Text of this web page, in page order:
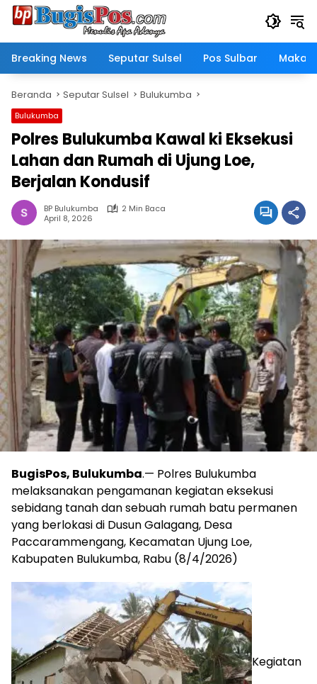
Langsung
Breaking News
Seputar Sulsel Pos Sulbar
Beranda Seputar Sulsel Bulukumba
Bulukumba
Polres Bulukumba Kawal ki Eksekusi
Lahan dan Rumah di Ujung Loe,
Berjalan Kondusif
BP Bulukumba
2 Min Baca
April 8, 2026
BugisPos, Bulukumba.— Polres Bulukumba
melaksanakan pengamanan kegiatan eksekusi
sebidang tanah dan sebuah rumah batu permanen
yang berlokasi di Dusun Galagang, Desa
Paccarammengang, Kecamatan Ujung Loe,
Kabupaten Bulukumba, Rabu (8/4/2026)
Kegiatan